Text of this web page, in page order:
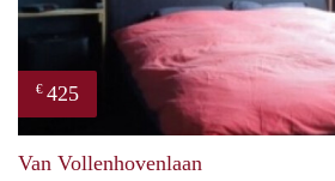
€ 425
Van Vollenhovenlaan